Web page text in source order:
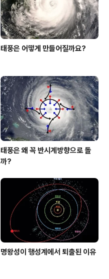
태풍은 어떻게 만들어질까요?
태풍은 왜 꼭 반시계방향으로 돌
까?
명왕성이 행성계에서 퇴출된 이유